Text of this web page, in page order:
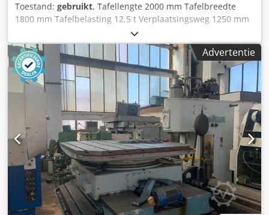
Toestand: gebruikt, Tafellengte 2000 mm Tafelbreedte
1800 mm Tafelbelasting 12,5 t Verplaatsingsweg 1250 mm
T-sleufbreedte 28 mm T-sleufafstand 160 mm Totale
benodigde vermogen 6 kW Machinegewicht ca. 9,2 t
Benodigde ruimte ca. 3,7x2,1 m De technische gegevens
zijn door de fabrikant of operator verstrekt en derhalve
voor ons vrijblijvend. Tussentijdse verkoop voorbehouden;
uitsluitend onze algemene verkoop- en
leveringsvoorwaarden zijn van toepassing. Over ons meer
dan 400 eigen machines op voorraad meer dan 15.000 m²
opslagruimte, hijscapaciteit 70 t meer dan 10.000 artikelen
aan toebehoren voor uw werkplaats Wilt u machines,
productielijnen of uw bedrijf verkopen? Neem dan gerust
contact met ons op. Meer aanbiedingen vindt u op onze
website. Bezichtigen is mogelijk op afspraak. Wij kijken uit
naar uw bezoek. Cjdpfx Ajyqvbkjiijrf Uw Markus Hirsch
Team
Advertentie